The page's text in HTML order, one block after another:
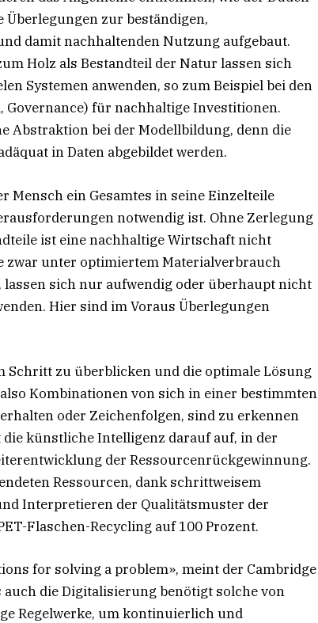
zur beständigen,
damit nachhaltenden Nutzung aufgebaut.
Holz als Bestandteil der Natur lassen sich
Systemen anwenden, so zum Beispiel bei den
Governance) für nachhaltige Investitionen.
Abstraktion bei der Modellbildung, denn die
in Daten abgebildet werden.
Mensch ein Gesamtes in seine Einzelteile
notwendig ist. Ohne Zerlegung
ist eine nachhaltige Wirtschaft nicht
zwar unter optimiertem Materialverbrauch
sich nur aufwendig oder überhaupt nicht
Hier sind im Voraus Überlegungen
Schritt zu überblicken und die optimale Lösung
Kombinationen von sich in einer bestimmten
oder Zeichenfolgen, sind zu erkennen
künstliche Intelligenz darauf auf, in der
der Ressourcenrückgewinnung.
Ressourcen, dank schrittweisem
Interpretieren der Qualitätsmuster der
Flaschen-Recycling auf 100 Prozent.
for solving a problem», meint der Cambridge
die Digitalisierung benötigt solche von
Regelwerke, um kontinuierlich und